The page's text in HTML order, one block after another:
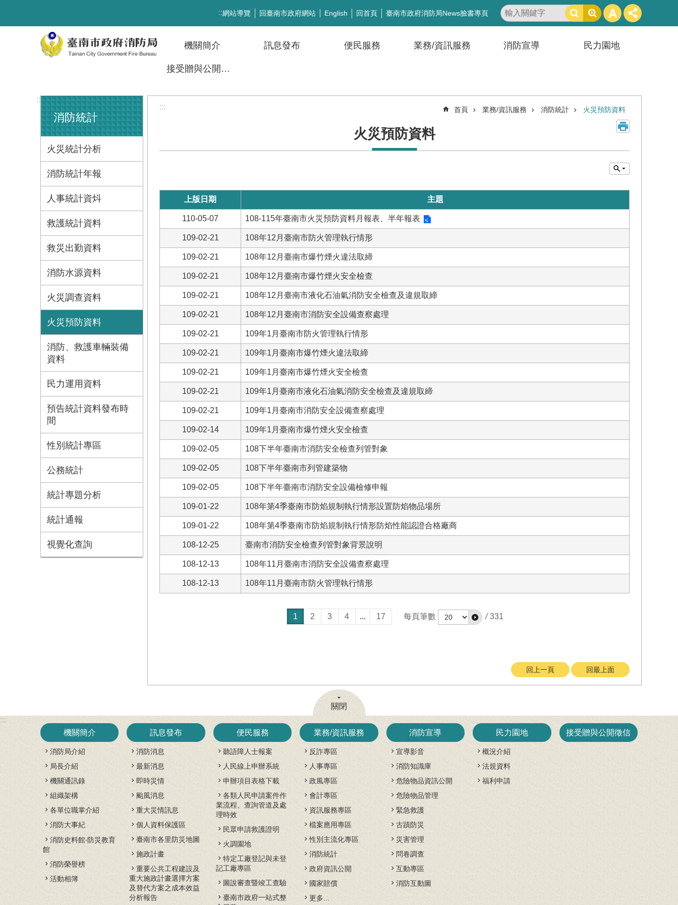
:::網站導覽 回臺南市政府網站 English 回首頁 臺南市政府消防局News臉書專頁
搜
尋
機關簡介 訊息發布 便民服務 業務/資訊服務 消防宣導 民力園地
接受贈與公開徵信
:::
消防統計
火災統計分析
消防統計年報
人事統計資炓
救護統計資料
救災出勤資料
消防水源資料
火災調查資料
火災預防資料
消防、救護車輛裝備
資料
民力運用資料
預告統計資料發布時
間
性別統計專區
公務統計
統計專題分析
統計通報
視覺化查詢
::: 首頁 業務/資訊服務 消防統計 火災預防資料
火災預防資料
上版日期 主題
110-05-07 108-115年臺南市火災預防資料月報表、半年報表
109-02-21 108年12月臺南市防火管理執行情形
109-02-21 108年12月臺南市爆竹煙火違法取締
109-02-21 108年12月臺南市爆竹煙火安全檢查
109-02-21 108年12月臺南市液化石油氣消防安全檢查及違規取締
109-02-21 108年12月臺南市消防安全設備查察處理
109-02-21 109年1月臺南市防火管理執行情形
109-02-21 109年1月臺南市爆竹煙火違法取締
109-02-21 109年1月臺南市爆竹煙火安全檢查
109-02-21 109年1月臺南市液化石油氣消防安全檢查及違規取締
109-02-21 109年1月臺南市消防安全設備查察處理
109-02-14 109年1月臺南市爆竹煙火安全檢查
109-02-05 108下半年臺南市消防安全檢查列管對象
109-02-05 108下半年臺南市列管建築物
109-02-05 108下半年臺南市消防安全設備檢修申報
109-01-22 108年第4季臺南市防焰規制執行情形設置防焰物品場所
109-01-22 108年第4季臺南市防焰規制執行情形防焰性能認證合格廠商
108-12-25 臺南市消防安全檢查列管對象背景說明
108-12-13 108年11月臺南市消防安全設備查察處理
108-12-13 108年11月臺南市防火管理執行情形
1 2 3 4 ... 17 每頁筆數 / 331
回上一頁 回最上面
關閉
:::
機關簡介
消防局介紹
局長介紹
機關通訊錄
組織架構
各單位職掌介紹
消防大事紀
消防史料館‧防災教育
館
消防榮譽榜
活動相簿
訊息發布
消防消息
最新消息
即時災情
颱風消息
重大災情訊息
個人資料保護區
臺南市各里防災地圖
施政計畫
重要公共工程建設及
重大施政計畫選擇方案
及替代方案之成本效益
分析報告
便民服務
聽語障人士報案
人民線上申辦系統
申辦項目表格下載
各類人民申請案件作
業流程、查詢管道及處
理時效
民眾申請救護證明
火調園地
特定工廠登記與未登
記工廠專區
圖說審查暨竣工查驗
臺南市政府一站式整
業務/資訊服務
反詐專區
人事專區
政風專區
會計專區
資訊服務專區
檔案應用專區
性別主流化專區
消防統計
政府資訊公開
國家賠償
更多...
消防宣導
宣導影音
消防知識庫
危險物品資訊公開
危險物品管理
緊急救護
古蹟防災
災害管理
問卷調查
互動專區
消防互動圖
民力園地
概況介紹
法規資料
福利申請
接受贈與公開徵信